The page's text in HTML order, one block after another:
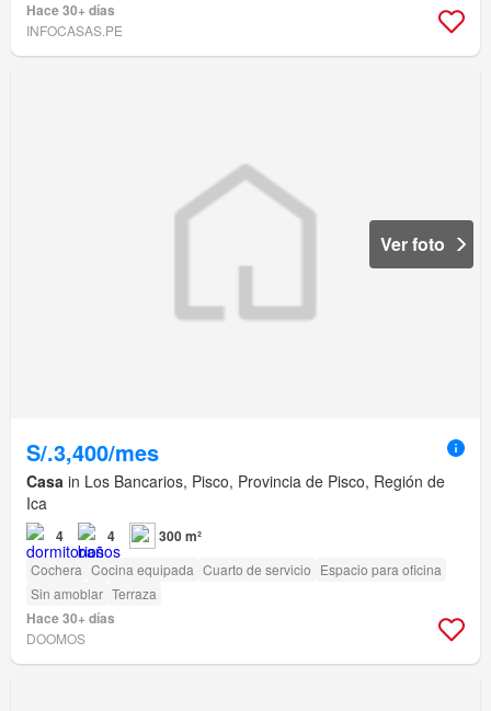
Hace 30+ días
INFOCASAS.PE
Ver foto
S/.3,400/mes
Casa in Los Bancarios, Pisco, Provincia de Pisco, Región de
Ica
4 4 300 m²
Cochera Cocina equipada Cuarto de servicio Espacio para oficina
Sin amoblar Terraza
Hace 30+ días
DOOMOS